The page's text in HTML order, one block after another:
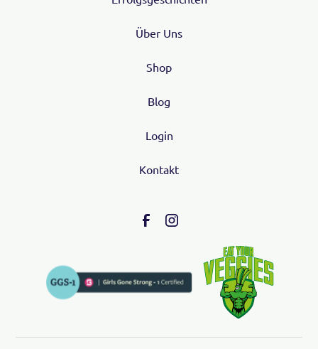
Über Uns
Shop
Blog
Login
Kontakt